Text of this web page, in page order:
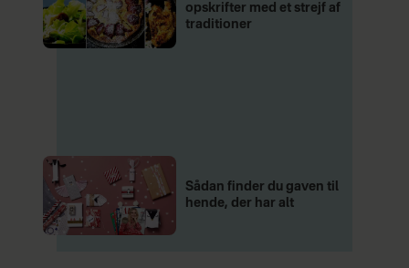
opskrifter med et strejf af
traditioner
Sådan finder du gaven til
hende, der har alt